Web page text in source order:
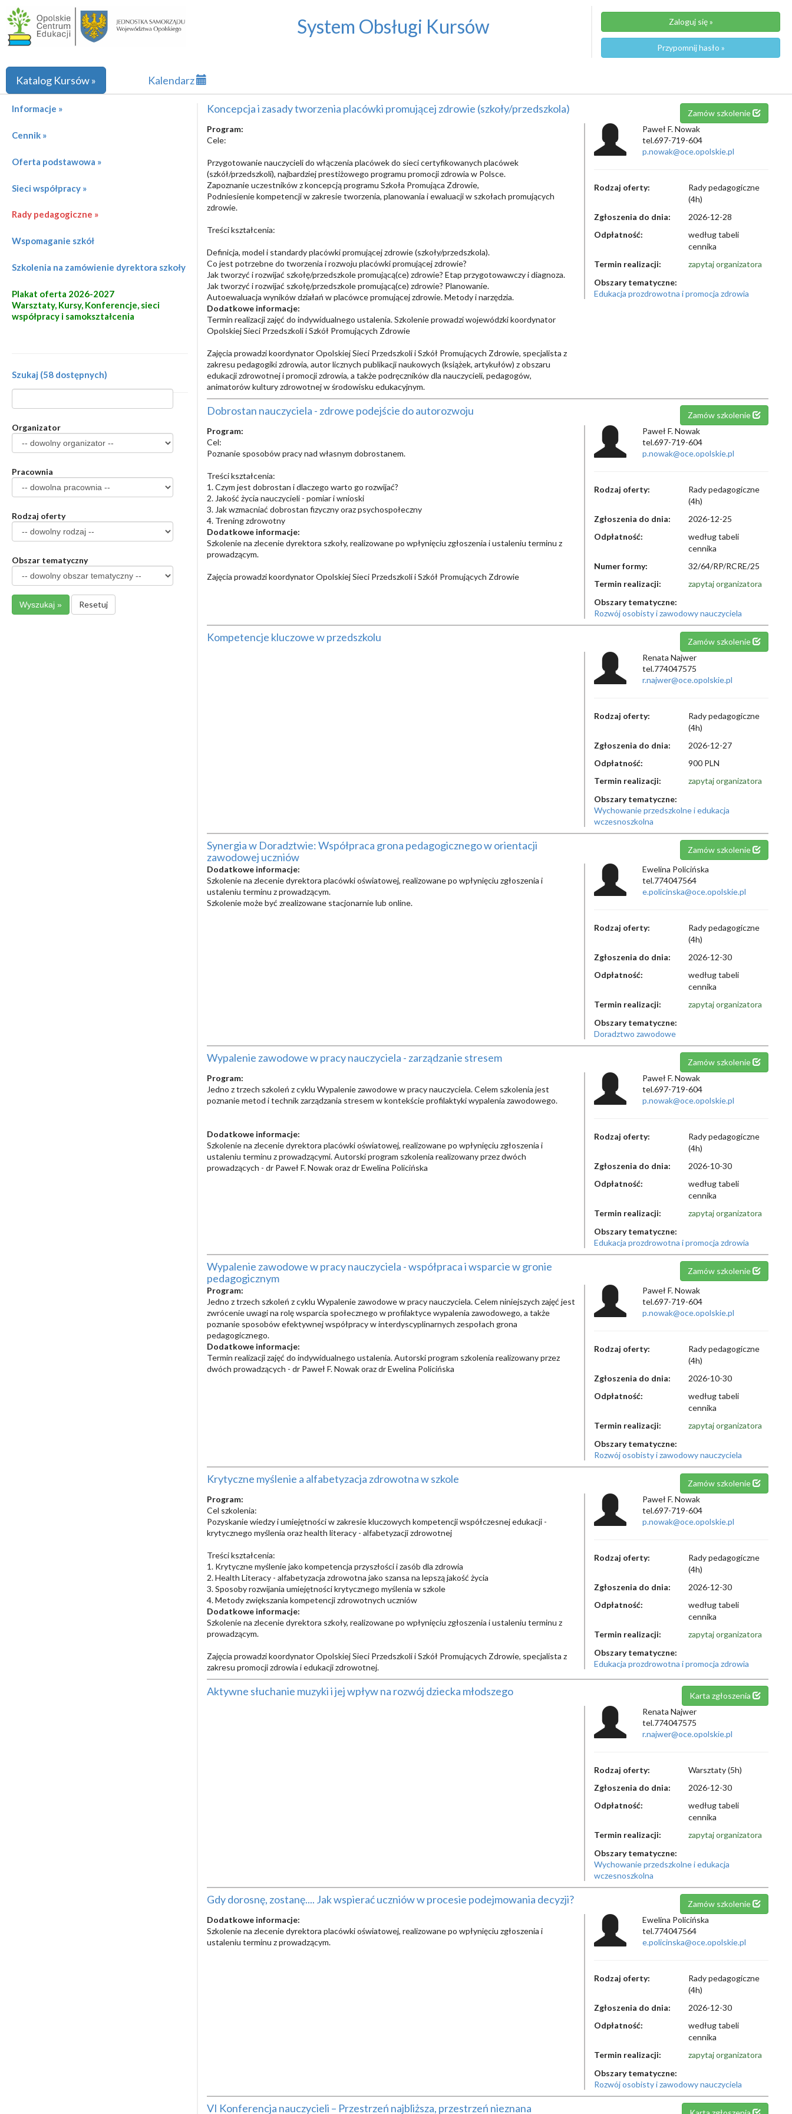
System Obsługi Kursów Zaloguj się »
Przypomnij hasło »
Katalog Kursów » Kalendarz
Informacje »
Cennik »
Oferta podstawowa »
Sieci współpracy »
Rady pedagogiczne »
Wspomaganie szkół
Szkolenia na zamówienie dyrektora szkoły
Plakat oferta 2026-2027
Warsztaty, Kursy, Konferencje, sieci
współpracy i samokształcenia
Szukaj (58 dostępnych)
Organizator
Pracownia
Rodzaj oferty
Obszar tematyczny
Resetuj
Koncepcja i zasady tworzenia placówki promującej zdrowie (szkoły/przedszkola)
Zamów szkolenie
Program:
Cele:
Przygotowanie nauczycieli do włączenia placówek do sieci certyfikowanych placówek
(szkół/przedszkoli), najbardziej prestiżowego programu promocji zdrowia w Polsce.
Zapoznanie uczestników z koncepcją programu Szkoła Promująca Zdrowie,
Podniesienie kompetencji w zakresie tworzenia, planowania i ewaluacji w szkołach promujących
zdrowie.
Treści kształcenia:
Definicja, model i standardy placówki promującej zdrowie (szkoły/przedszkola).
Co jest potrzebne do tworzenia i rozwoju placówki promującej zdrowie?
Jak tworzyć i rozwijać szkołę/przedszkole promującą(ce) zdrowie? Etap przygotowawczy i diagnoza.
Jak tworzyć i rozwijać szkołę/przedszkole promującą(ce) zdrowie? Planowanie.
Autoewaluacja wyników działań w placówce promującej zdrowie. Metody i narzędzia.
Dodatkowe informacje:
Termin realizacji zajęć do indywidualnego ustalenia. Szkolenie prowadzi wojewódzki koordynator
Opolskiej Sieci Przedszkoli i Szkół Promujących Zdrowie
Zajęcia prowadzi koordynator Opolskiej Sieci Przedszkoli i Szkół Promujących Zdrowie, specjalista z
zakresu pedagogiki zdrowia, autor licznych publikacji naukowych (książek, artykułów) z obszaru
edukacji zdrowotnej i promocji zdrowia, a także podręczników dla nauczycieli, pedagogów,
animatorów kultury zdrowotnej w środowisku edukacyjnym.
Paweł F. Nowak
tel.697-719-604
p.nowak@oce.opolskie.pl
Rodzaj oferty:
Rady pedagogiczne
(4h)
Zgłoszenia do dnia:
2026-12-28
Odpłatność:
według tabeli
cennika
Termin realizacji:
zapytaj organizatora
Obszary tematyczne:
Edukacja prozdrowotna i promocja zdrowia
Dobrostan nauczyciela - zdrowe podejście do autorozwoju
Zamów szkolenie
Program:
Cel:
Poznanie sposobów pracy nad własnym dobrostanem.
Treści kształcenia:
1. Czym jest dobrostan i dlaczego warto go rozwijać?
2. Jakość życia nauczycieli - pomiar i wnioski
3. Jak wzmacniać dobrostan fizyczny oraz psychospołeczny
4. Trening zdrowotny
Dodatkowe informacje:
Szkolenie na zlecenie dyrektora szkoły, realizowane po wpłynięciu zgłoszenia i ustaleniu terminu z
prowadzącym.
Zajęcia prowadzi koordynator Opolskiej Sieci Przedszkoli i Szkół Promujących Zdrowie
Paweł F. Nowak
tel.697-719-604
p.nowak@oce.opolskie.pl
Rodzaj oferty:
Rady pedagogiczne
(4h)
Zgłoszenia do dnia:
2026-12-25
Odpłatność:
według tabeli
cennika
Numer formy:
32/64/RP/RCRE/25
Termin realizacji:
zapytaj organizatora
Obszary tematyczne:
Rozwój osobisty i zawodowy nauczyciela
Kompetencje kluczowe w przedszkolu
Zamów szkolenie
Renata Najwer
tel.774047575
r.najwer@oce.opolskie.pl
Rodzaj oferty:
Rady pedagogiczne
(4h)
Zgłoszenia do dnia:
2026-12-27
Odpłatność:
900 PLN
Termin realizacji:
zapytaj organizatora
Obszary tematyczne:
Wychowanie przedszkolne i edukacja
wczesnoszkolna
Synergia w Doradztwie: Współpraca grona pedagogicznego w orientacji
zawodowej uczniów
Zamów szkolenie
Dodatkowe informacje:
Szkolenie na zlecenie dyrektora placówki oświatowej, realizowane po wpłynięciu zgłoszenia i
ustaleniu terminu z prowadzącym.
Szkolenie może być zrealizowane stacjonarnie lub online.
Ewelina Policińska
tel.774047564
e.policinska@oce.opolskie.pl
Rodzaj oferty:
Rady pedagogiczne
(4h)
Zgłoszenia do dnia:
2026-12-30
Odpłatność:
według tabeli
cennika
Termin realizacji:
zapytaj organizatora
Obszary tematyczne:
Doradztwo zawodowe
Wypalenie zawodowe w pracy nauczyciela - zarządzanie stresem
Zamów szkolenie
Program:
Jedno z trzech szkoleń z cyklu Wypalenie zawodowe w pracy nauczyciela. Celem szkolenia jest
poznanie metod i technik zarządzania stresem w kontekście profilaktyki wypalenia zawodowego.
Dodatkowe informacje:
Szkolenie na zlecenie dyrektora placówki oświatowej, realizowane po wpłynięciu zgłoszenia i
ustaleniu terminu z prowadzącymi. Autorski program szkolenia realizowany przez dwóch
prowadzących - dr Paweł F. Nowak oraz dr Ewelina Policińska
Paweł F. Nowak
tel.697-719-604
p.nowak@oce.opolskie.pl
Rodzaj oferty:
Rady pedagogiczne
(4h)
Zgłoszenia do dnia:
2026-10-30
Odpłatność:
według tabeli
cennika
Termin realizacji:
zapytaj organizatora
Obszary tematyczne:
Edukacja prozdrowotna i promocja zdrowia
Wypalenie zawodowe w pracy nauczyciela - współpraca i wsparcie w gronie
pedagogicznym
Zamów szkolenie
Program:
Jedno z trzech szkoleń z cyklu Wypalenie zawodowe w pracy nauczyciela. Celem niniejszych zajęć jest
zwrócenie uwagi na rolę wsparcia społecznego w profilaktyce wypalenia zawodowego, a także
poznanie sposobów efektywnej współpracy w interdyscyplinarnych zespołach grona
pedagogicznego.
Dodatkowe informacje:
Termin realizacji zajęć do indywidualnego ustalenia. Autorski program szkolenia realizowany przez
dwóch prowadzących - dr Paweł F. Nowak oraz dr Ewelina Policińska
Paweł F. Nowak
tel.697-719-604
p.nowak@oce.opolskie.pl
Rodzaj oferty:
Rady pedagogiczne
(4h)
Zgłoszenia do dnia:
2026-10-30
Odpłatność:
według tabeli
cennika
Termin realizacji:
zapytaj organizatora
Obszary tematyczne:
Rozwój osobisty i zawodowy nauczyciela
Krytyczne myślenie a alfabetyzacja zdrowotna w szkole
Zamów szkolenie
Program:
Cel szkolenia:
Pozyskanie wiedzy i umiejętności w zakresie kluczowych kompetencji współczesnej edukacji -
krytycznego myślenia oraz health literacy - alfabetyzacji zdrowotnej
Treści kształcenia:
1. Krytyczne myślenie jako kompetencja przyszłości i zasób dla zdrowia
2. Health Literacy - alfabetyzacja zdrowotna jako szansa na lepszą jakość życia
3. Sposoby rozwijania umiejętności krytycznego myślenia w szkole
4. Metody zwiększania kompetencji zdrowotnych uczniów
Dodatkowe informacje:
Szkolenie na zlecenie dyrektora szkoły, realizowane po wpłynięciu zgłoszenia i ustaleniu terminu z
prowadzącym.
Zajęcia prowadzi koordynator Opolskiej Sieci Przedszkoli i Szkół Promujących Zdrowie, specjalista z
zakresu promocji zdrowia i edukacji zdrowotnej.
Paweł F. Nowak
tel.697-719-604
p.nowak@oce.opolskie.pl
Rodzaj oferty:
Rady pedagogiczne
(4h)
Zgłoszenia do dnia:
2026-12-30
Odpłatność:
według tabeli
cennika
Termin realizacji:
zapytaj organizatora
Obszary tematyczne:
Edukacja prozdrowotna i promocja zdrowia
Aktywne słuchanie muzyki i jej wpływ na rozwój dziecka młodszego
Karta zgłoszenia
Renata Najwer
tel.774047575
r.najwer@oce.opolskie.pl
Rodzaj oferty:
Warsztaty (5h)
Zgłoszenia do dnia:
2026-12-30
Odpłatność:
według tabeli
cennika
Termin realizacji:
zapytaj organizatora
Obszary tematyczne:
Wychowanie przedszkolne i edukacja
wczesnoszkolna
Gdy dorosnę, zostanę.... Jak wspierać uczniów w procesie podejmowania decyzji?
Zamów szkolenie
Dodatkowe informacje:
Szkolenie na zlecenie dyrektora placówki oświatowej, realizowane po wpłynięciu zgłoszenia i
ustaleniu terminu z prowadzącym.
Ewelina Policińska
tel.774047564
e.policinska@oce.opolskie.pl
Rodzaj oferty:
Rady pedagogiczne
(4h)
Zgłoszenia do dnia:
2026-12-30
Odpłatność:
według tabeli
cennika
Termin realizacji:
zapytaj organizatora
Obszary tematyczne:
Rozwój osobisty i zawodowy nauczyciela
VI Konferencja nauczycieli – Przestrzeń najbliższa, przestrzeń nieznana